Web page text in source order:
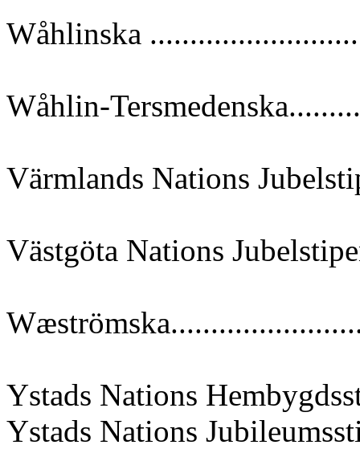
Wåhlinska
Wåhlin-
Värmlands Nations
Västgöta Nations
Ystads Nations
Ystads Nations